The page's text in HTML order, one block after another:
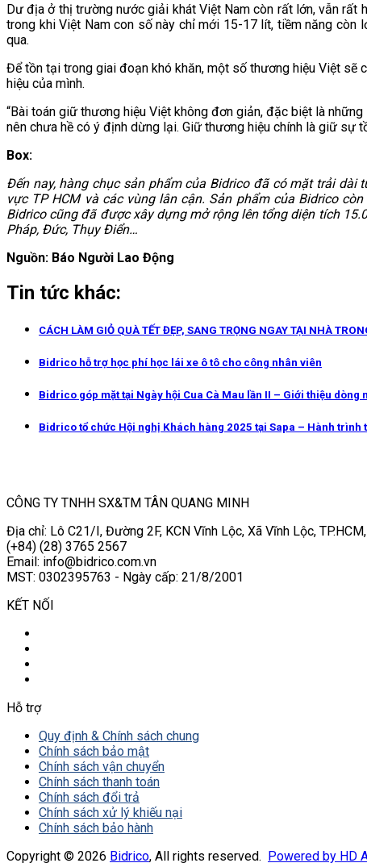
Dư địa ở thị trường nước giải khát Việt Nam còn rất lớn, vẫn
trong khi Việt Nam con số này chỉ mới 15-17 lít, tiềm năng còn
qua.
Để tồn tại trong giai đoạn khó khăn, một số thương hiệu Việt sẽ
hiệu của mình.
“Bài toán giữ thương hiệu Việt không đơn giản, đặc biệt là
nên chưa hề có ý định dừng lại. Giữ thương hiệu chính là giữ sự
Box:
Đến nay, hàng chục sản phẩm của Bidrico đã có mặt trải
vực TP HCM và các vùng lân cận. Sản phẩm của Bidrico
Bidrico cũng đã được xây dựng mở rộng lên tổng diện tích
Pháp, Đức, Thụy Điển…
Nguồn: Báo Người Lao Động
Tin tức khác:
CÁCH LÀM GIỎ QUÀ TẾT ĐẸP, SANG TRỌNG NGAY TẠI NHÀ
Bidrico hỗ trợ học phí học lái xe ô tô cho công nhân viên
Bidrico góp mặt tại Ngày hội Cua Cà Mau lần II – Giới thiệu
Bidrico tổ chức Hội nghị Khách hàng 2025 tại Sapa – Hành trình
CÔNG TY TNHH SX&TM TÂN QUANG MINH
Địa chỉ: Lô C21/I, Đường 2F, KCN Vĩnh Lộc, Xã Vĩnh Lộc,
(+84) (28) 3765 2567
Email: info@bidrico.com.vn
MST: 0302395763 - Ngày cấp: 21/8/2001
KẾT NỐI
Hỗ trợ
Quy định & Chính sách chung
Chính sách bảo mật
Chính sách vận chuyển
Chính sách thanh toán
Chính sách đổi trả
Chính sách xử lý khiếu nại
Chính sách bảo hành
Copyright © 2026 Bidrico, All rights reserved. Powered by HD